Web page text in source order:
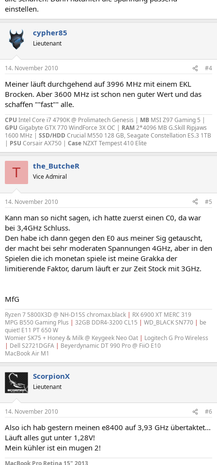
einstellen.
cypher85
Lieutenant
14. November 2010 #4
Meiner läuft durchgehend auf 3996 MHz mit einem EKL
Brocken. Aber 3600 MHz ist schon nen guter Wert und das
schaffen ""fast"" alle.
CPU Intel Core i7 4790K @ Prolimatech Genesis | MB MSI Z97 Gaming 5 |
GPU Gigabyte GTX 770 WindForce 3X OC | RAM2*4096 MB G.Skill Ripjaws
1600 MHz | SSD/HDD Crucial M550 128 GB, Seagate Constellation ES.3 1TB
| PSU Corsair AX750 | Case NZXT Tempest 410 Elite
T the_ButcheR
Vice Admiral
14. November 2010 #5
Kann man so nicht sagen, ich hatte zuerst einen C0, da war
bei 3,4GHz Schluss.
Den habe ich dann gegen den E0 aus meiner Sig getauscht,
der macht bei sehr moderaten Spannungen 4GHz, aber in den
Spielen die ich monetan spiele ist meine Grakka der
limitierende Faktor, darum läuft er zur Zeit Stock mit 3GHz.
MfG
Ryzen 7 5800X3D @ NH-D15S chromax.black | RX 6900 XT MERC 319
MPG B550 Gaming Plus | 32GB DDR4-3200 CL15 | WD_BLACK SN770 | be
quiet! E11 PT 650 W
Womier SK75 + Honey & Milk @ Keygeek Neo Oat | Logitech G Pro Wireless
| Dell S2721DGFA | Beyerdynamic DT 990 Pro @ FiiO E10
MacBook Air M1
ScorpionX
Lieutenant
14. November 2010 #6
Also ich hab gestern meinen e8400 auf 3,93 GHz übertaktet...
Läuft alles gut unter 1,28V!
Mein kühler ist ein mugen 2!
MacBook Pro Retina 15" 2013